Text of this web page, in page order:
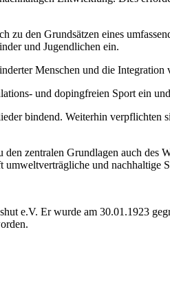
zu den Grundsätzen eines
und Jugendlichen ein.
Menschen und die
und dopingfreien Sport ein
bindend. Weiterhin verpflichten
zentralen Grundlagen auch des
und nachhaltige
e.V. Er wurde am 30.01.1923